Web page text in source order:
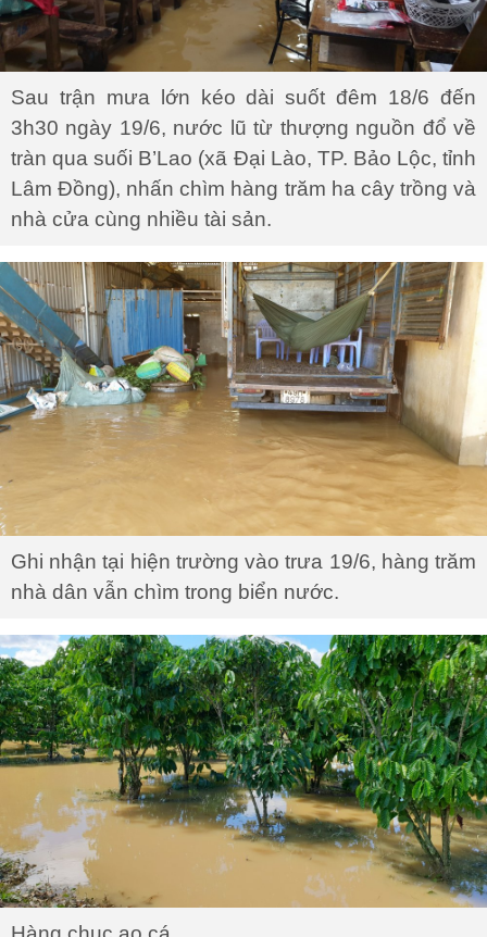
Sau trận mưa lớn kéo dài suốt đêm 18/6 đến
3h30 ngày 19/6, nước lũ từ thượng nguồn đổ về
tràn qua suối B’Lao (xã Đại Lào, TP. Bảo Lộc, tỉnh
Lâm Đồng), nhấn chìm hàng trăm ha cây trồng và
nhà cửa cùng nhiều tài sản.
Ghi nhận tại hiện trường vào trưa 19/6, hàng trăm
nhà dân vẫn chìm trong biển nước.